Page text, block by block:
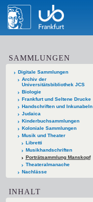
SAMMLUNGEN
Digitale Sammlungen
Archiv der
Universitätsbibliothek JCS
Biologie
Frankfurt und Seltene Drucke
Handschriften und Inkunabeln
Judaica
Kinderbuchsammlungen
Koloniale Sammlungen
Musik und Theater
Libretti
Musikhandschriften
Porträtsammlung Manskopf
Theateralmanache
Nachlässe
INHALT